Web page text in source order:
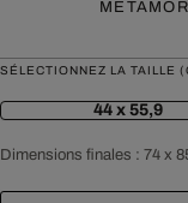
SÉLECTIONNEZ LA TAILLE
44 x 55,9
Dimensions finales : 74 x